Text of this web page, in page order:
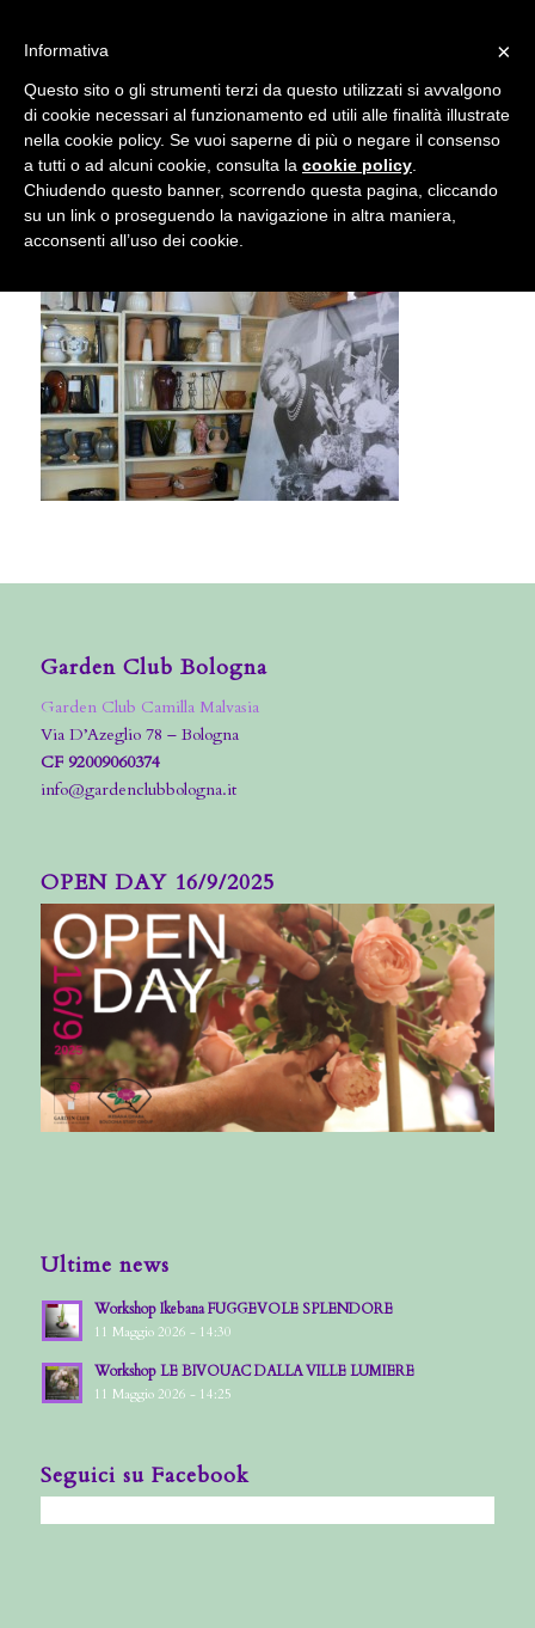
Garden Club Bologna
Garden Club Bologna
Garden Club Camilla Malvasia
Via D’Azeglio 78 – Bologna
CF 92009060374
info@gardenclubbologna.it
OPEN DAY 16/9/2025
Ultime news
Workshop Ikebana FUGGEVOLE SPLENDORE
11 Maggio 2026 - 14:30
Workshop LE BIVOUAC DALLA VILLE LUMIERE
11 Maggio 2026 - 14:25
Seguici su Facebook
accetta l'uso dei cookies previsto nella pagina dedicata.
Fai clic per abilitare/disabilitare il tracciamento di
Google Analytics.
OK Privacy e cookie policy
×
Informativa
Questo sito o gli strumenti terzi da questo utilizzati si avvalgono
di cookie necessari al funzionamento ed utili alle finalità illustrate
nella cookie policy. Se vuoi saperne di più o negare il consenso
a tutti o ad alcuni cookie, consulta la cookie policy
Chiudendo questo banner, scorrendo questa pagina, cliccando
su un link o proseguendo la navigazione in altra maniera,
acconsenti all’uso dei cookie.